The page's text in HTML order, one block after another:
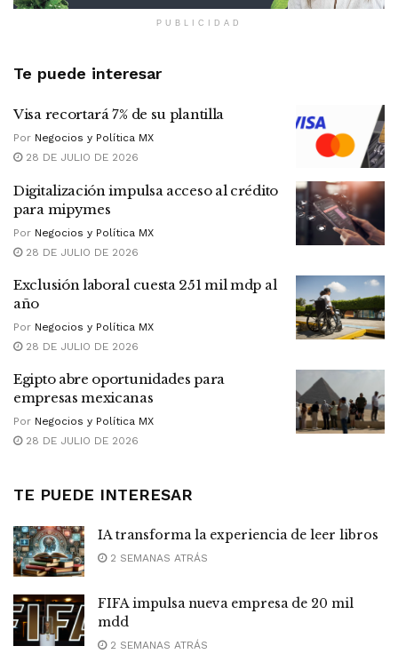
PUBLICIDAD
Te puede interesar
Visa recortará 7% de su plantilla
Por Negocios y Política MX
28 DE JULIO DE 2026
Digitalización impulsa acceso al crédito
para mipymes
Por Negocios y Política MX
28 DE JULIO DE 2026
Exclusión laboral cuesta 251 mil mdp al
año
Por Negocios y Política MX
28 DE JULIO DE 2026
Egipto abre oportunidades para
empresas mexicanas
Por Negocios y Política MX
28 DE JULIO DE 2026
TE PUEDE INTERESAR
IA transforma la experiencia de leer libros
2 SEMANAS ATRÁS
FIFA impulsa nueva empresa de 20 mil
mdd
2 SEMANAS ATRÁS